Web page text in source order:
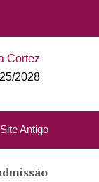
Cortez
2028
Site Antigo